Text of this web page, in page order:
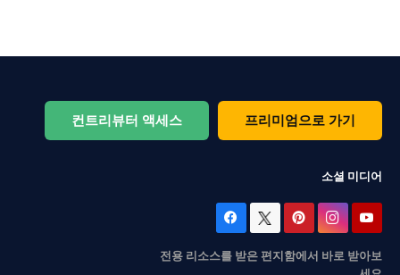
컨트리뷰터 액세스 프리미엄으로 가기
소셜 미디어
전용 리소스를 받은 편지함에서 바로 받아보